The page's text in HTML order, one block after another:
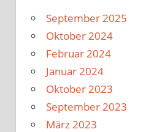
September 2025
Oktober 2024
Februar 2024
Januar 2024
Oktober 2023
September 2023
März 2023